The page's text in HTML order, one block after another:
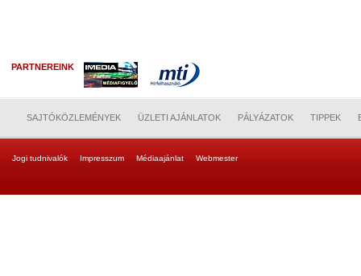
PARTNEREINK
SAJTÓKÖZLEMÉNYEK ÜZLETI AJÁNLATOK PÁLYÁZATOK TIPPEK
Jogi tudnivalók Impresszum Médiaajánlat Webmester